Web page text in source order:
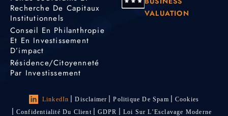
Recherche De Capitaux
Institutionnels
Conseil En Philanthropie
Et En Investissement
D’impact
Résidence/citoyenneté
Par Investissement
VALUATION
LinkedIn Disclaimer Politique De Spam
Cookies
Confidentialité Du Client
GDPR
Loi Sur L’Esclavage Moderne